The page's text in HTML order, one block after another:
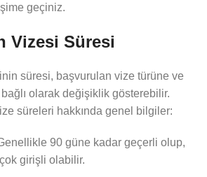
geçiniz.
Vizesi Süresi
süresi, başvurulan vize türüne ve
olarak değişiklik gösterebilir.
süreleri hakkında genel bilgiler:
90 güne kadar geçerli olup,
girişli olabilir.